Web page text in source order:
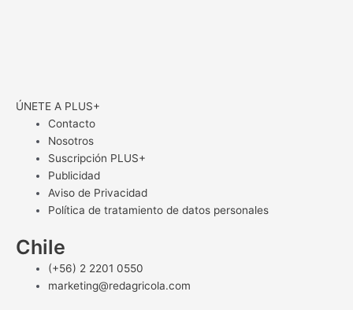
ÚNETE A PLUS+
Contacto
Nosotros
Suscripción PLUS+
Publicidad
Aviso de Privacidad
Política de tratamiento de datos personales
Chile
(+56) 2 2201 0550
marketing@redagricola.com